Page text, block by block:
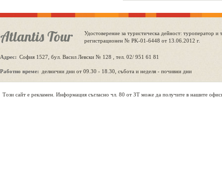
Atlantis Tour
Удостоверение за туристическа дейност: туроператор и
регистрационен № PK-01-6448 от 13.06.2012 г.
Адрес: София 1527, бул. Васил Левски № 128 , тел. 02/ 951 61 81
Работно време: делнични дни от 09.30 - 18.30, събота и неделя - почивни дни
Tози сайт е рекламен. Информация съгласно чл. 80 от ЗТ може да получите в нашите